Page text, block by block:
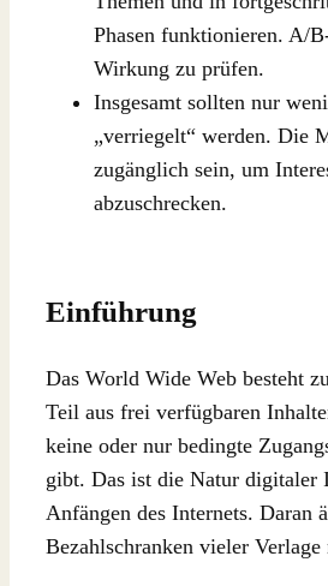
Phasen funktionieren. A/
Wirkung zu prüfen.
Insgesamt sollten nur
„verriegelt“ werden. Die
zugänglich sein, um
abzuschrecken.
Einführung
Das World Wide Web besteht
Teil aus frei verfügbaren
keine oder nur bedingte
gibt. Das ist die Natur digitaler
Anfängen des Internets. Daran
Bezahlschranken vieler Verlage